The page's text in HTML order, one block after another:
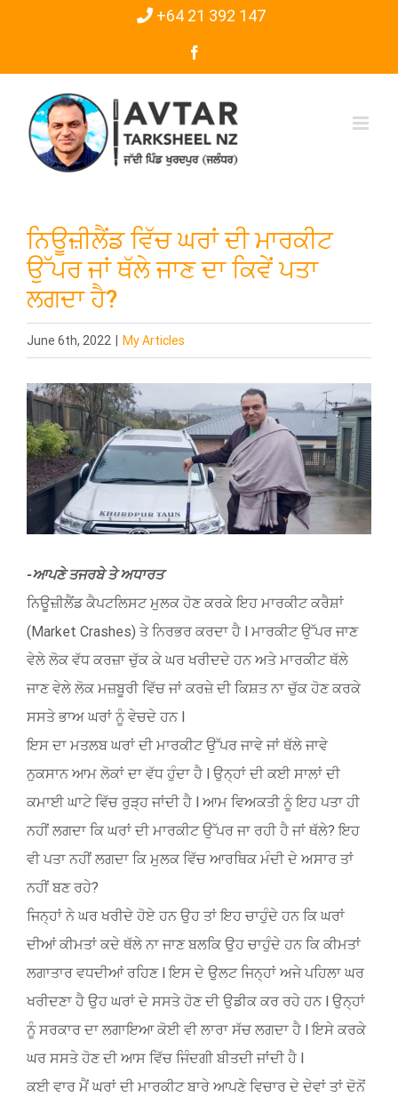
content
+64 21 392 147
ਨਿਊਜ਼ੀਲੈਂਡ ਵਿੱਚ ਘਰਾਂ ਦੀ ਮਾਰਕੀਟ
ਉੱਪਰ ਜਾਂ ਥੱਲੇ ਜਾਣ ਦਾ ਕਿਵੇਂ ਪਤਾ
ਲਗਦਾ ਹੈ?
June 6th, 2022 My Articles
View
Larger
Image
-ਆਪਣੇ ਤਜਰਬੇ ਤੇ ਅਧਾਰਤ
ਨਿਊਜ਼ੀਲੈਂਡ ਕੈਪਟਲਿਸਟ ਮੁਲਕ ਹੋਣ ਕਰਕੇ ਇਹ ਮਾਰਕੀਟ ਕਰੈਸ਼ਾਂ
(Market Crashes) ਤੇ ਨਿਰਭਰ ਕਰਦਾ ਹੈ l ਮਾਰਕੀਟ ਉੱਪਰ ਜਾਣ
ਵੇਲੇ ਲੋਕ ਵੱਧ ਕਰਜ਼ਾ ਚੁੱਕ ਕੇ ਘਰ ਖਰੀਦਦੇ ਹਨ ਅਤੇ ਮਾਰਕੀਟ ਥੱਲੇ
ਜਾਣ ਵੇਲੇ ਲੋਕ ਮਜ਼ਬੂਰੀ ਵਿੱਚ ਜਾਂ ਕਰਜ਼ੇ ਦੀ ਕਿਸ਼ਤ ਨਾ ਚੁੱਕ ਹੋਣ ਕਰਕੇ
ਸਸਤੇ ਭਾਅ ਘਰਾਂ ਨੂੰ ਵੇਚਦੇ ਹਨ l
ਇਸ ਦਾ ਮਤਲਬ ਘਰਾਂ ਦੀ ਮਾਰਕੀਟ ਉੱਪਰ ਜਾਵੇ ਜਾਂ ਥੱਲੇ ਜਾਵੇ
ਨੁਕਸਾਨ ਆਮ ਲੋਕਾਂ ਦਾ ਵੱਧ ਹੁੰਦਾ ਹੈ l ਉਨ੍ਹਾਂ ਦੀ ਕਈ ਸਾਲਾਂ ਦੀ
ਕਮਾਈ ਘਾਟੇ ਵਿੱਚ ਰੁੜ੍ਹ ਜਾਂਦੀ ਹੈ l ਆਮ ਵਿਅਕਤੀ ਨੂੰ ਇਹ ਪਤਾ ਹੀ
ਨਹੀਂ ਲਗਦਾ ਕਿ ਘਰਾਂ ਦੀ ਮਾਰਕੀਟ ਉੱਪਰ ਜਾ ਰਹੀ ਹੈ ਜਾਂ ਥੱਲੇ? ਇਹ
ਵੀ ਪਤਾ ਨਹੀਂ ਲਗਦਾ ਕਿ ਮੁਲਕ ਵਿੱਚ ਆਰਥਿਕ ਮੰਦੀ ਦੇ ਅਸਾਰ ਤਾਂ
ਨਹੀਂ ਬਣ ਰਹੇ?
ਜਿਨ੍ਹਾਂ ਨੇ ਘਰ ਖਰੀਦੇ ਹੋਏ ਹਨ ਉਹ ਤਾਂ ਇਹ ਚਾਹੁੰਦੇ ਹਨ ਕਿ ਘਰਾਂ
ਦੀਆਂ ਕੀਮਤਾਂ ਕਦੇ ਥੱਲੇ ਨਾ ਜਾਣ ਬਲਕਿ ਉਹ ਚਾਹੁੰਦੇ ਹਨ ਕਿ ਕੀਮਤਾਂ
ਲਗਾਤਾਰ ਵਧਦੀਆਂ ਰਹਿਣ l ਇਸ ਦੇ ਉਲਟ ਜਿਨ੍ਹਾਂ ਅਜੇ ਪਹਿਲਾ ਘਰ
ਖਰੀਦਣਾ ਹੈ ਉਹ ਘਰਾਂ ਦੇ ਸਸਤੇ ਹੋਣ ਦੀ ਉਡੀਕ ਕਰ ਰਹੇ ਹਨ l ਉਨ੍ਹਾਂ
ਨੂੰ ਸਰਕਾਰ ਦਾ ਲਗਾਇਆ ਕੋਈ ਵੀ ਲਾਰਾ ਸੱਚ ਲਗਦਾ ਹੈ l ਇਸੇ ਕਰਕੇ
ਘਰ ਸਸਤੇ ਹੋਣ ਦੀ ਆਸ ਵਿੱਚ ਜਿੰਦਗੀ ਬੀਤਦੀ ਜਾਂਦੀ ਹੈ l
ਕਈ ਵਾਰ ਮੈਂ ਘਰਾਂ ਦੀ ਮਾਰਕੀਟ ਬਾਰੇ ਆਪਣੇ ਵਿਚਾਰ ਦੇ ਦੇਵਾਂ ਤਾਂ ਦੋਨੋਂ